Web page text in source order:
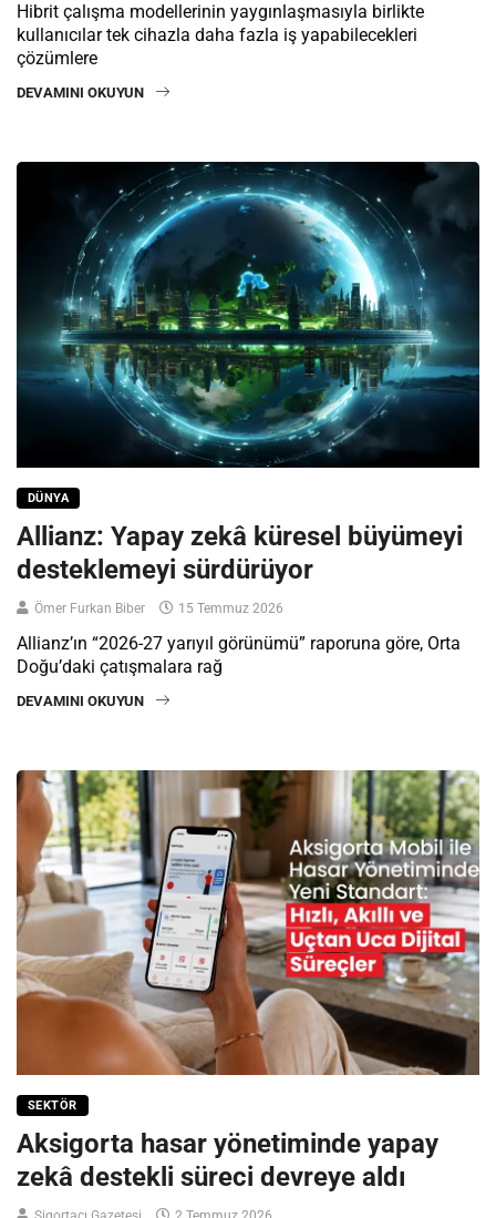
Hibrit çalışma modellerinin yaygınlaşmasıyla birlikte
kullanıcılar tek cihazla daha fazla iş yapabilecekleri
çözümlere
DEVAMINI OKUYUN
DÜNYA
Allianz: Yapay zekâ küresel büyümeyi
desteklemeyi sürdürüyor
Ömer Furkan Biber 15 Temmuz 2026
Allianz’ın “2026-27 yarıyıl görünümü” raporuna göre, Orta
Doğu’daki çatışmalara rağ
DEVAMINI OKUYUN
SEKTÖR
Aksigorta hasar yönetiminde yapay
zekâ destekli süreci devreye aldı